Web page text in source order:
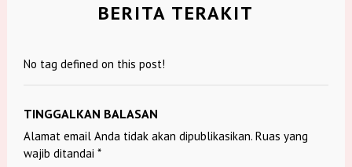
BERITA TERAKIT
No tag defined on this post!
TINGGALKAN BALASAN
Alamat email Anda tidak akan dipublikasikan. Ruas yang
wajib ditandai *